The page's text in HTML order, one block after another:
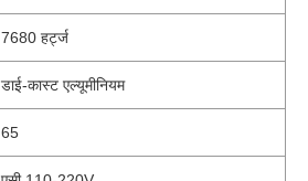
7680 हर्ट्ज
डाई-कास्ट एल्यूमीनियम
65